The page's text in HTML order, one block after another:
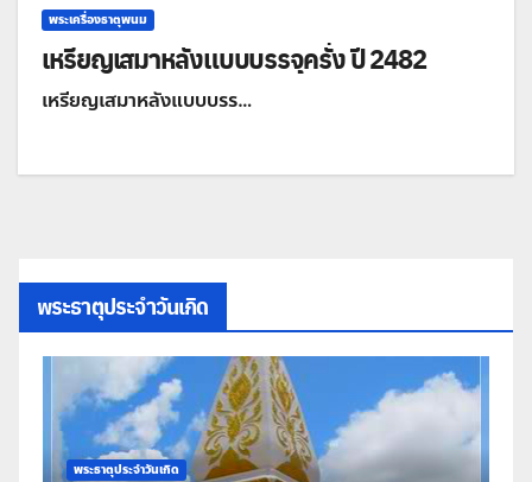
พระเครื่องธาตุพนม
เหรียญเสมาหลังแบบบรรจุครั่ง ปี 2482
เหรียญเสมาหลังแบบบรร…
พระธาตุประจำวันเกิด
พระธาตุประจำวันเกิด